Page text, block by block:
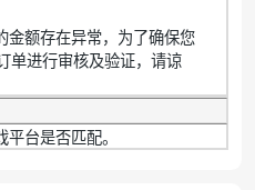
金额存在异常，为了确保您
单进行审核及验证，请谅
台是否匹配。